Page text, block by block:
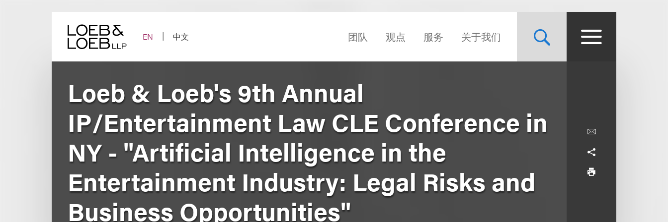
EN
中文 团队 观点 服务 关于我们
Loeb & Loeb's 9th Annual
IP/Entertainment Law CLE Conference in
NY - "Artificial Intelligence in the
Entertainment Industry: Legal Risks and
Business Opportunities"